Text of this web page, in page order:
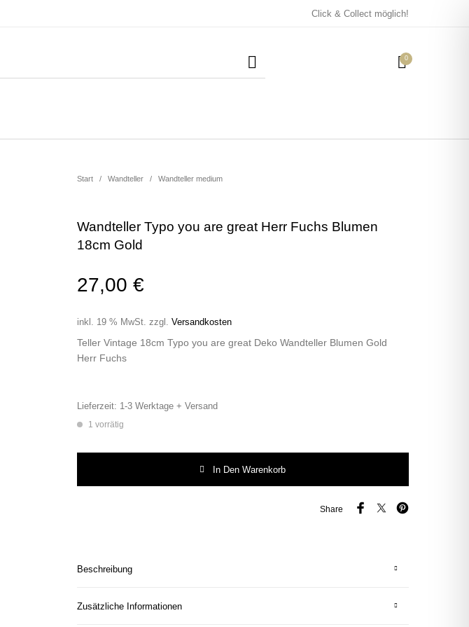
Click & Collect möglich!
0
Taschen/Turnbeutel
Start / Wandteller / Wandteller medium
Wandteller Typo you are great Herr Fuchs Blumen
18cm Gold
27,00 €
inkl. 19 % MwSt. zzgl. Versandkosten
Teller Vintage 18cm Typo you are great Deko Wandteller Blumen Gold
Herr Fuchs
Lieferzeit: 1-3 Werktage + Versand
1 vorrätig
In Den Warenkorb
Share
Beschreibung
Zusätzliche Informationen